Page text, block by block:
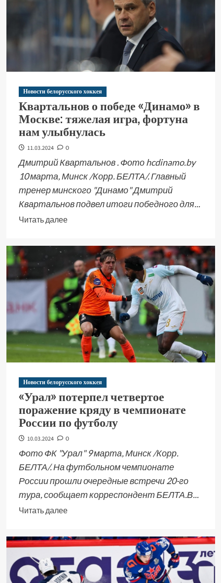
Новости белорусского хоккея
Квартальнов о победе «Динамо» в
Москве: тяжелая игра, фортуна
нам улыбнулась
11.03.2024 0
Дмитрий Квартальнов . Фото hcdinamo.by
10 марта, Минск /Корр. БЕЛТА/. Главный
тренер минского "Динамо" Дмитрий
Квартальнов подвел итоги победного для...
Читать далее
Новости белорусского хоккея
«Урал» потерпел четвертое
поражение кряду в чемпионате
России по футболу
10.03.2024 0
Фото ФК "Урал" 9 марта, Минск /Корр.
БЕЛТА/. На футбольном чемпионате
России прошли очередные встречи 20-го
тура, сообщает корреспондент БЕЛТА.В...
Читать далее